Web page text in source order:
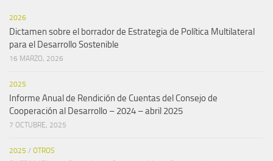
2026
Dictamen sobre el borrador de Estrategia de Política Multilateral
para el Desarrollo Sostenible
16 MARZO, 2026
2025
Informe Anual de Rendición de Cuentas del Consejo de
Cooperación al Desarrollo – 2024 – abril 2025
7 OCTUBRE, 2025
2025 / OTROS